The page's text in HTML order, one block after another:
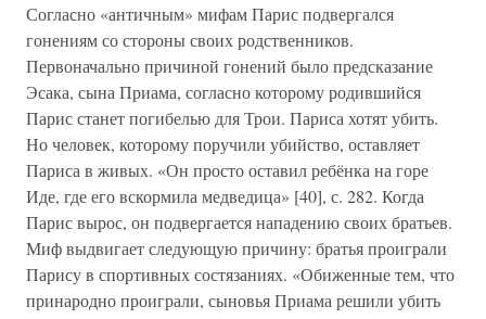
Согласно «античным» мифам Парис подвергался
гонениям со стороны своих родственников.
Первоначально причиной гонений было предсказание
Эсака, сына Приама, согласно которому родившийся
Парис станет погибелью для Трои. Париса хотят убить.
Но человек, которому поручили убийство, оставляет
Париса в живых. «Он просто оставил ребёнка на горе
Иде, где его вскормила медведица» [40], с. 282. Когда
Парис вырос, он подвергается нападению своих братьев.
Миф выдвигает следующую причину: братья проиграли
Парису в спортивных состязаниях. «Обиженные тем, что
принародно проиграли, сыновья Приама решили убить